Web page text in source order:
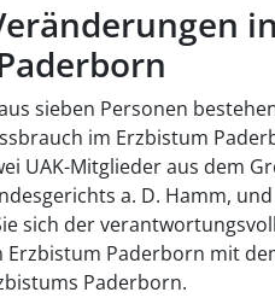
sieben Personen
im Erzbistum
UAK-Mitglieder aus dem
a. D. Hamm,
sich der
Paderborn mit
Paderborn.